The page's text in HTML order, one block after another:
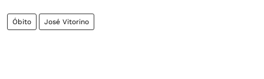
Óbito José Vitorino